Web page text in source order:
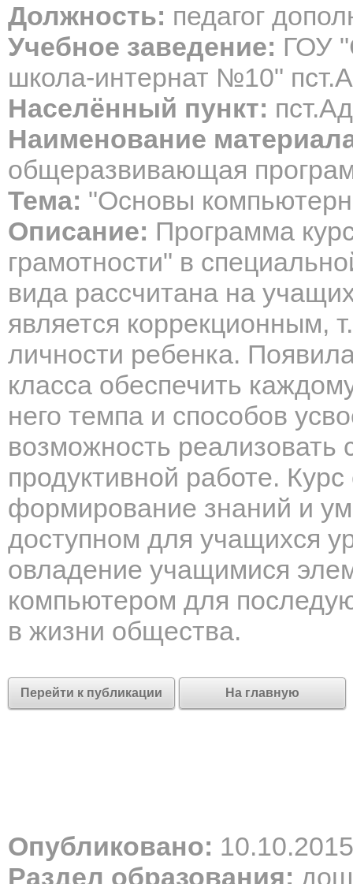
Должность: педагог
Учебное заведение: ГОУ
школа-интернат №10"
Населённый пункт:
Наименование
общеразвивающая
Тема: "Основы
Описание: Программа
грамотности" в
вида рассчитана на
является коррекционным,
личности ребенка.
класса обеспечить
него темпа и способов
возможность реализовать
продуктивной работе.
формирование знаний и
доступном для учащихся
овладение учащимися
компьютером для
в жизни общества.
Перейти к публикации На главную
Опубликовано: 10.10.2015
Раздел образования: